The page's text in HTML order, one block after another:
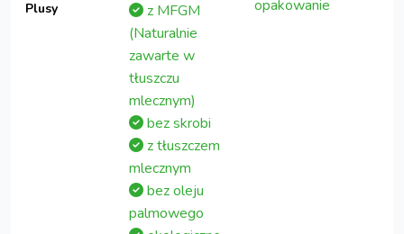
Plusy
z MFGM
(Naturalnie
zawarte w
tłuszczu
mlecznym)
bez skrobi
z tłuszczem
mlecznym
bez oleju
palmowego
opakowanie